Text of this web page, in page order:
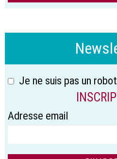
Je ne suis pas un robot
Adresse email